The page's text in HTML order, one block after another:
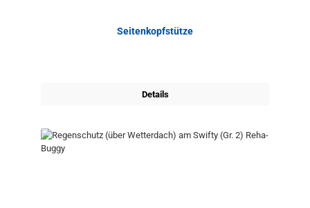
Seitenkopfstütze
Details